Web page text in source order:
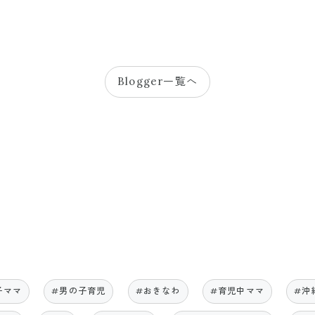
Blogger一覧へ
マ #男の子育児 #おきなわ #育児中ママ #沖